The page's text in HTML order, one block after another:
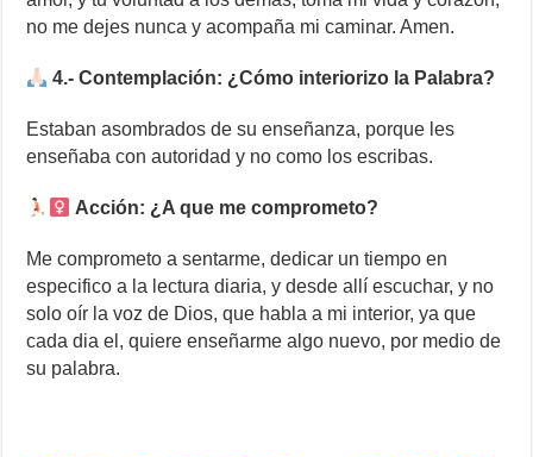
no me dejes nunca y acompaña mi caminar. Amen.
4.- Contemplación: ¿Cómo interiorizo la Palabra?
Estaban asombrados de su enseñanza, porque les
enseñaba con autoridad y no como los escribas.
Acción: ¿A que me comprometo?
Me comprometo a sentarme, dedicar un tiempo en
especifico a la lectura diaria, y desde allí escuchar, y no
solo oír la voz de Dios, que habla a mi interior, ya que
cada dia el, quiere enseñarme algo nuevo, por medio de
su palabra.